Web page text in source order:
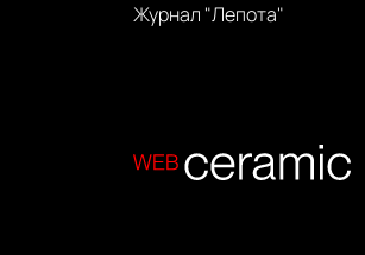
Журнал "Лепота"